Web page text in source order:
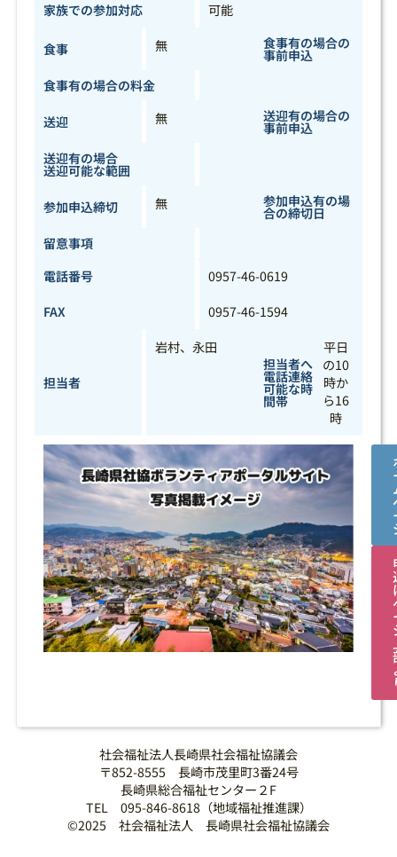
家族での参加対応 可能
食事 無 食事有の場合の
事前申込
食事有の場合の料金
送迎 無 送迎有の場合の
事前申込
送迎有の場合
送迎可能な範囲
参加申込締切 無 参加申込有の場
合の締切日
留意事項
電話番号
0957-46-0619
FAX
0957-46-1594
担当者
岩村、永田
担当者へ
電話連絡
可能な時
間帯
平日
の10
時か
ら16
時
社会福祉法人長崎県社会福祉協議会
〒852-8555 長崎市茂里町3番24号
長崎県総合福祉センター２F
TEL 095-846-8618（地域福祉推進課）
©2025 社会福祉法人 長崎県社会福祉協議会